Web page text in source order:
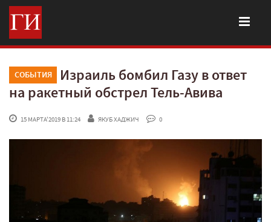
СОБЫТИЯ
Израиль бомбил Газу в ответ
на ракетный обстрел Тель-Авива
15 МАРТА'2019 В 11:24 ЯКУБ ХАДЖИЧ 0